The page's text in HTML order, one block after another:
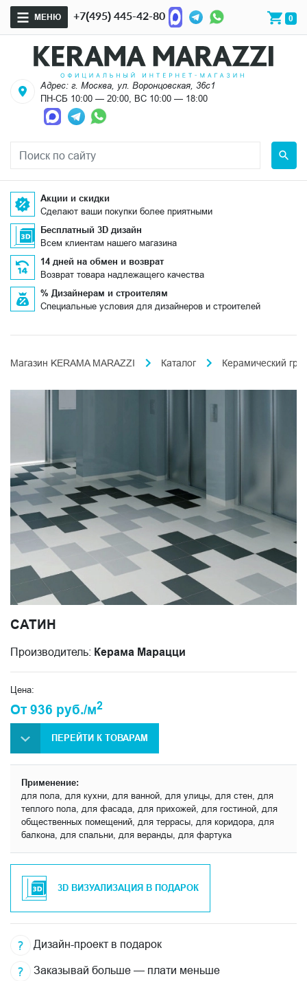
МЕНЮ +7(495) 445-42-80 0
Адрес: г. Москва, ул. Воронцовская, 36с1
ПН-СБ 10:00 — 20:00, ВС 10:00 — 18:00
Акции и скидки
Сделают ваши покупки более приятными
Бесплатный 3D дизайн
Всем клиентам нашего магазина
14 дней на обмен и возврат
Возврат товара надлежащего качества
% Дизайнерам и строителям
Специальные условия для дизайнеров и строителей
Магазин KERAMA MARAZZI Каталог Керамический
САТИН
Производитель: Керама Марацци
Цена:
От 936 руб./м2
ПЕРЕЙТИ К ТОВАРАМ
Применение:
для пола, для кухни, для ванной, для улицы, для стен, для
теплого пола, для фасада, для прихожей, для гостиной, для
общественных помещений, для террасы, для коридора, для
балкона, для спальни, для веранды, для фартука
3D ВИЗУАЛИЗАЦИЯ В ПОДАРОК
Дизайн-проект в подарок
Заказывай больше — плати меньше